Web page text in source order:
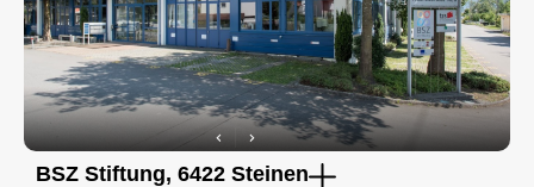
BSZ Stiftung, 6422 Steinen